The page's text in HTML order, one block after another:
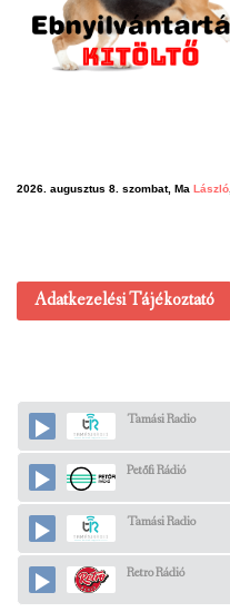
2026. augusztus 8. szombat, Ma László
Adatkezelési Tájékoztató
Tamási Radio
Petőfi Rádió
Tamási Radio
Retro Rádió